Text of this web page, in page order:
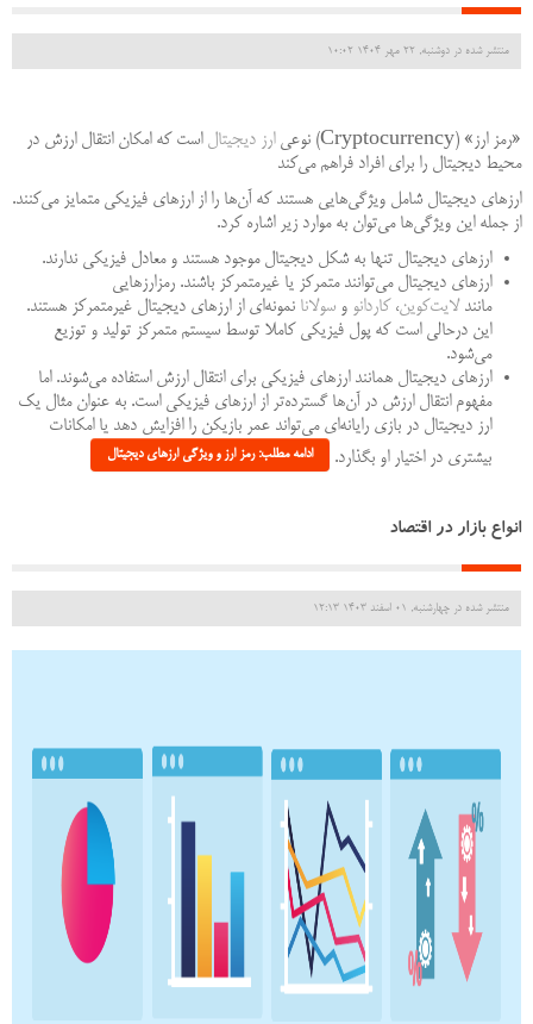
منتشر شده در دوشنبه, 22 مهر 1404 10:02
«رمز ارز» (Cryptocurrency) نوعی ارز دیجیتال است که امکان انتقال ارزش در
محیط دیجیتال را برای افراد فراهم می‌کند
ارزهای دیجیتال شامل ویژگی‌هایی هستند که آن‌ها را از ارزهای فیزیکی متمایز می‌کنند.
از جمله این ویژگی‌ها می‌توان به موارد زیر اشاره کرد.
ارزهای دیجیتال تنها به شکل دیجیتال موجود هستند و معادل فیزیکی ندارند.
ارزهای دیجیتال می‌توانند متمرکز یا غیرمتمرکز باشند. رمزارزهایی
مانندلایت‌کوین، کاردانو و سولانا نمونه‌ای از ارزهای دیجیتال غیرمتمرکز هستند.
این درحالی است که پول فیزیکی کاملا توسط سیستم متمرکز تولید و توزیع
می‌شود.
ارزهای دیجیتال همانند ارزهای فیزیکی برای انتقال ارزش استفاده می‌شوند. اما
مفهوم انتقال ارزش در آن‌ها گسترده‌تر از ارزهای فیزیکی است. به عنوان مثال یک
ارز دیجیتال در بازی رایانه‌ای می‌تواند عمر بازیکن را افزایش دهد یا امکانات
بیشتری در اختیار او بگذارد.
ادامه مطلب: رمز ارز و ویژگی ارزهای دیجیتال
انواع بازار در اقتصاد
منتشر شده در چهارشنبه, 01 اسفند 1403 12:13